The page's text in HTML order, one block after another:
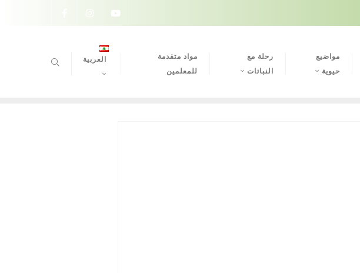
مواضيع
حيوية
رحلة مع
النباتات
مواد متقدمة
للمعلمين
العربية